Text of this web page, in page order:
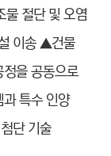
절단 및 오염
이송 ▲건물
을 공동으로
특수 인양
단 기술